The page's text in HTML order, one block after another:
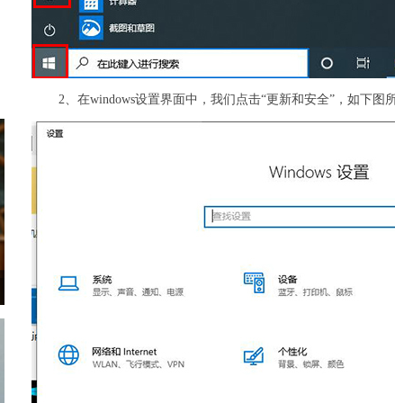
2、在windows设置界面中，我们点击“更新和安全”，如下图